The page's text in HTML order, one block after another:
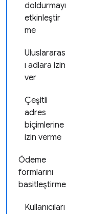
doldurmayı
etkinleştir
me
Uluslararas
ı adlara izin
ver
Çeşitli
adres
biçimlerine
izin verme
Ödeme
formlarını
basitleştirme
Kullanıcıları